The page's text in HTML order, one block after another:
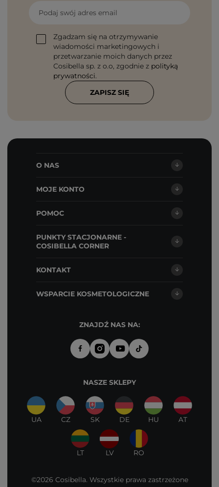
Podaj swój adres email
Zgadzam się na otrzymywanie
wiadomości marketingowych i
przetwarzanie moich danych przez
Cosibella sp. z o.o, zgodnie z polityką
prywatności.
ZAPISZ SIĘ
O NAS
MOJE KONTO
POMOC
PUNKTY STACJONARNE -
COSIBELLA CORNER
KONTAKT
WSPARCIE KOSMETOLOGICZNE
ZNAJDŹ NAS NA:
NASZE SKLEPY
UA CZ SK DE HU AT
LT LV RO
©2026 Cosibella. Wszystkie prawa zastrzeżone